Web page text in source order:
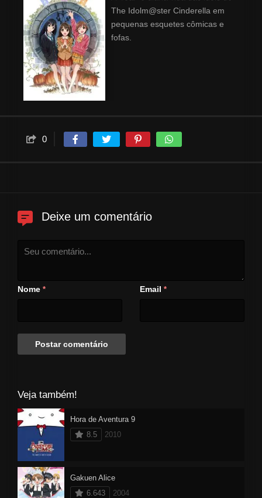
The Idolm@ster Cinderella em
pequenas esquetes cômicas e
fofas.
0
Deixe um comentário
Nome * Email *
Veja também!
Hora de Aventura 9
8.5
2010
Gakuen Alice
6.643
2004